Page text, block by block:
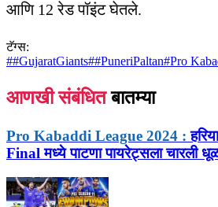
आणि 12 रेड पॉइंट घेतले.
टॅग्स:
##GujaratGiants##PuneriPaltan#Pro
आणखी संबंधित बातम्या
Pro Kabaddi League 2024 :
Final मध्ये पाटणा पायरेट्सला चारली